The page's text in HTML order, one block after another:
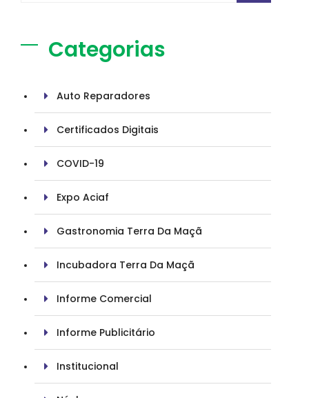
Categorias
Auto Reparadores
Certificados Digitais
COVID-19
Expo Aciaf
Gastronomia Terra Da Maçã
Incubadora Terra Da Maçã
Informe Comercial
Informe Publicitário
Institucional